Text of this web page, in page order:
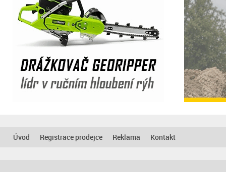
Úvod Registrace prodejce Reklama Kontakt